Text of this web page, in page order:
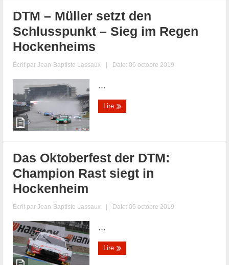
DTM – Müller setzt den
Schlusspunkt – Sieg im Regen
Hockenheims
Écrit parJean-Baptiste Lassaux | Date: 06 octobre 2019
...
Lire
Das Oktoberfest der DTM:
Champion Rast siegt in
Hockenheim
Écrit parJean-Baptiste Lassaux | Date: 05 octobre 2019
...
Lire